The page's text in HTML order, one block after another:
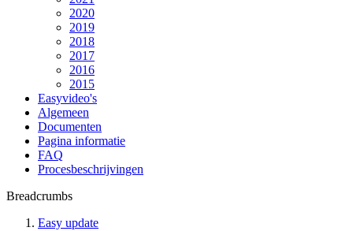
2020
2019
2018
2017
2016
2015
Easyvideo's
Algemeen
Documenten
Pagina informatie
FAQ
Procesbeschrijvingen
Breadcrumbs
Easy update